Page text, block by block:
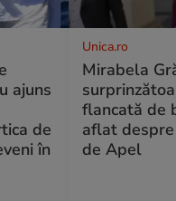
ajuns
de
în
Unica.ro
Mirabela
flancată de
aflat
de Apel